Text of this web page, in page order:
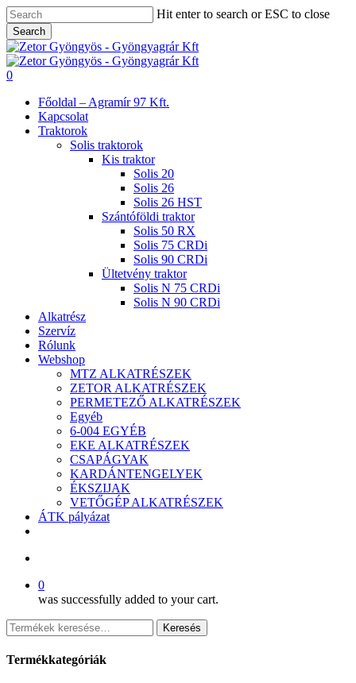
Skip
to
main
content
Hit enter to search or ESC to close
Search
Close
Search
search
0
Főoldal – Agramír 97 Kft.
Kapcsolat
Traktorok
Solis traktorok
Kis traktor
Solis 20
Solis 26
Solis 26 HST
Szántóföldi traktor
Solis 50 RX
Solis 75 CRDi
Solis 90 CRDi
Ültetvény traktor
Solis N 75 CRDi
Solis N 90 CRDi
Alkatrész
Szervíz
Rólunk
Webshop
MTZ ALKATRÉSZEK
ZETOR ALKATRÉSZEK
PERMETEZŐ ALKATRÉSZEK
Egyéb
6-004 EGYÉB
EKE ALKATRÉSZEK
CSAPÁGYAK
KARDÁNTENGELYEK
ÉKSZIJAK
VETŐGÉP ALKATRÉSZEK
ÁTK pályázat
0
was successfully added to your cart.
Keresés
a
következőre:
Keresés
Termékkategóriák